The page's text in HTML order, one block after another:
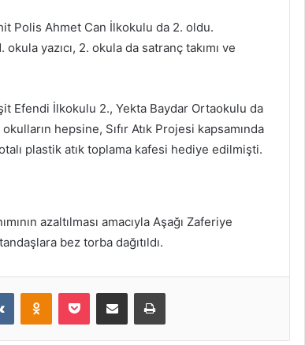
Polis Ahmet Can İlkokulu da 2. oldu.
yazıcı, 2. okula da satranç takımı ve
Efendi İlkokulu 2., Yekta Baydar Ortaokulu da
hepsine, Sıfır Atık Projesi kapsamında
plastik atık toplama kafesi hediye edilmişti.
azaltılması amacıyla Aşağı Zaferiye
bez torba dağıtıldı.
VKontakteOdnoklassniki
Pocket E-Posta ile paylaş Yazdır